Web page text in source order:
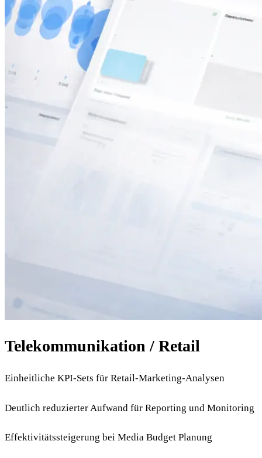
Telekommunikation / Retail
Einheitliche KPI-Sets für Retail-Marketing-Analysen
Deutlich reduzierter Aufwand für Reporting und Monitoring
Effektivitätssteigerung bei Media Budget Planung